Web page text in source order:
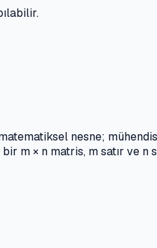
nesne;
m × n matris, m satır ve n